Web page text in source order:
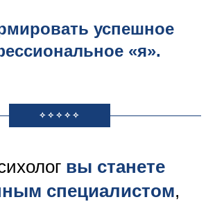
успешное
«я».
✧✧✧✧✧
вы станете
специалистом,